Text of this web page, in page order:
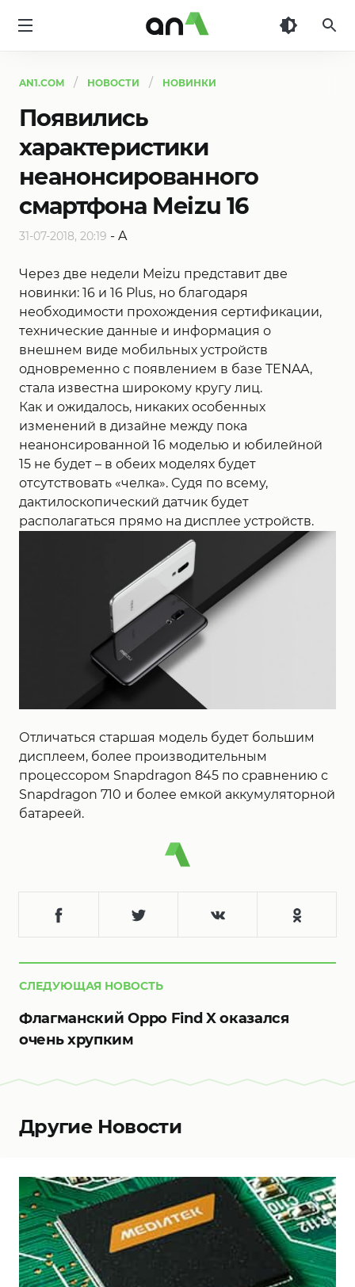
AN1.COM НОВОСТИ НОВИНКИ
Появились
характеристики
неанонсированного
смартфона Meizu 16
31-07-2018, 20:19 - A
Через две недели Meizu представит две
новинки: 16 и 16 Plus, но благодаря
необходимости прохождения сертификации,
технические данные и информация о
внешнем виде мобильных устройств
одновременно с появлением в базе TENAA,
стала известна широкому кругу лиц.
Как и ожидалось, никаких особенных
изменений в дизайне между пока
неанонсированной 16 моделью и юбилейной
15 не будет – в обеих моделях будет
отсутствовать «челка». Судя по всему,
дактилоскопический датчик будет
располагаться прямо на дисплее устройств.
Отличаться старшая модель будет большим
дисплеем, более производительным
процессором Snapdragon 845 по сравнению с
Snapdragon 710 и более емкой аккумуляторной
батареей.
СЛЕДУЮЩАЯ НОВОСТЬ
Флагманский Oppo Find X оказался
очень хрупким
Другие Новости